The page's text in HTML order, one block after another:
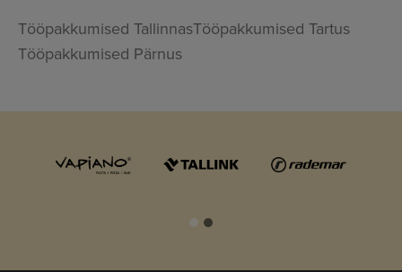
Tööpakkumised TallinnasTööpakkumised Tartus
Tööpakkumised Pärnus